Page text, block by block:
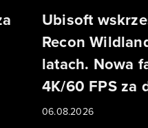
Ubisoft
Recon
latach. Nowa
4K/60 FPS za
06.08.2026